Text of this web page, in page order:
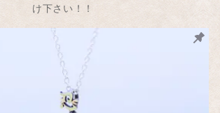
け下さい！！